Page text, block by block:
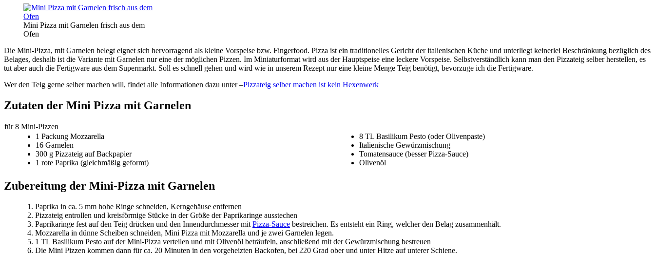
Mini Pizza mit Garnelen frisch aus dem
Ofen
Die Mini-Pizza, mit Garnelen belegt eignet sich hervorragend als kleine Vorspeise bzw. Fingerfood. Pizza ist ein traditionelles Gericht der italienischen Küche und unterliegt keinerlei Beschränkung bezüglich des
Belages, deshalb ist die Variante mit Garnelen nur eine der möglichen Pizzen. Im Miniaturformat wird aus der Hauptspeise eine leckere Vorspeise. Selbstverständlich kann man den Pizzateig selber herstellen, es
tut aber auch die Fertigware aus dem Supermarkt. Soll es schnell gehen und wird wie in unserem Rezept nur eine kleine Menge Teig benötigt, bevorzuge ich die Fertigware.
Wer den Teig gerne selber machen will, findet alle Informationen dazu unter –Pizzateig selber machen ist kein Hexenwerk
Zutaten der Mini Pizza mit Garnelen
für 8 Mini-Pizzen
1 Packung Mozzarella
16 Garnelen
300 g Pizzateig auf Backpapier
1 rote Paprika (gleichmäßig geformt)
8 TL Basilikum Pesto (oder Olivenpaste)
Italienische Gewürzmischung
Tomatensauce (besser Pizza-Sauce)
Olivenöl
Zubereitung der Mini-Pizza mit Garnelen
Paprika in ca. 5 mm hohe Ringe schneiden, Kerngehäuse entfernen
Pizzateig entrollen und kreisförmige Stücke in der Größe der Paprikaringe ausstechen
Paprikaringe fest auf den Teig drücken und den Innendurchmesser mit Pizza-Sauce bestreichen. Es entsteht ein Ring, welcher den Belag zusammenhält.
Mozzarella in dünne Scheiben schneiden, Mini Pizza mit Mozzarella und je zwei Garnelen legen.
1 TL Basilikum Pesto auf der Mini-Pizza verteilen und mit Olivenöl beträufeln, anschließend mit der Gewürzmischung bestreuen
Die Mini Pizzen kommen dann für ca. 20 Minuten in den vorgeheizten Backofen, bei 220 Grad ober und unter Hitze auf unterer Schiene.